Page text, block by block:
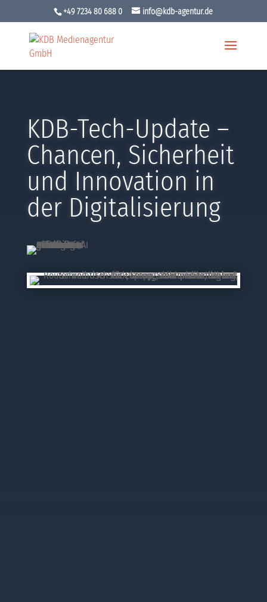
+49 7234 80 688 0 info@kdb-agentur.de
KDB-Tech-Update –
Chancen, Sicherheit
und Innovation in
der Digitalisierung